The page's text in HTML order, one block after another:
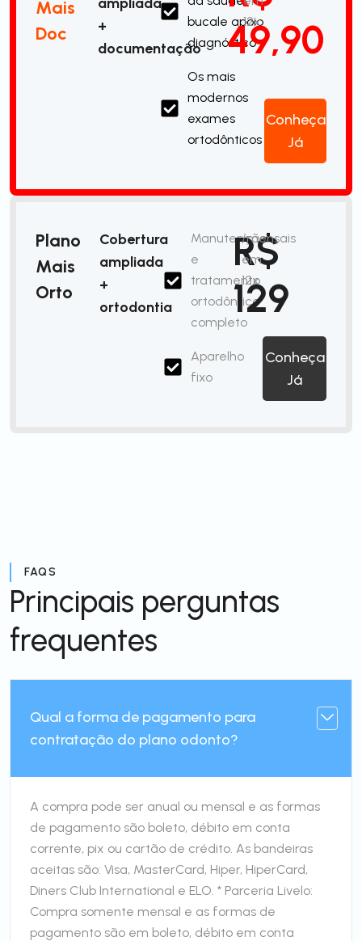
Mais
Doc
+
documentação
bucale apoio
diagnóstico
Os mais
modernos
exames
ortodônticos
49,90
12x
Conheça
Já
Plano
Mais
Orto
Cobertura
ampliada
+
ortodontia
Manutenção
e
tratamento
ortodôntico
completo
Aparelho
fixo
R$
129
/mensais
em
12x
Conheça
Já
FAQS
Principais perguntas
frequentes
Qual a forma de pagamento para
contratação do plano odonto?
A compra pode ser anual ou mensal e as formas
de pagamento são boleto, débito em conta
corrente, pix ou cartão de crédito. As bandeiras
aceitas são: Visa, MasterCard, Hiper, HiperCard,
Diners Club International e ELO. * Parceria Livelo:
Compra somente mensal e as formas de
pagamento são em boleto, débito em conta